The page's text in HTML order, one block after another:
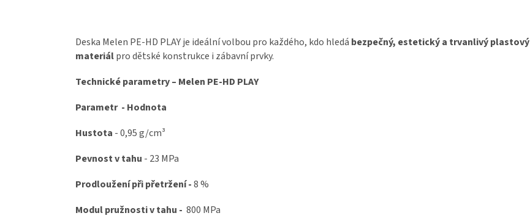
Deska Melen PE-HD PLAY je ideální volbou pro každého, kdo hledá bezpečný, estetický a trvanlivý plastový
materiálpro dětské konstrukce i zábavní prvky.
Technické parametry – Melen PE-HD PLAY
Parametr - Hodnota
Hustota - 0,95 g/cm³
Pevnost v tahu - 23 MPa
Prodloužení při přetržení -8 %
Modul pružnosti v tahu - 800 MPa